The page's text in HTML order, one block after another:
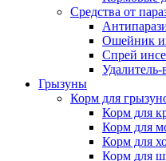
Средства от
Ошейник
Спрей
Грызуны
Корм для
Корм для
Корм для
Корм для
Корм для